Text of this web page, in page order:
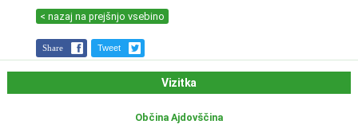
< nazaj na prejšnjo vsebino
Share Tweet
Vizitka
Občina Ajdovščina